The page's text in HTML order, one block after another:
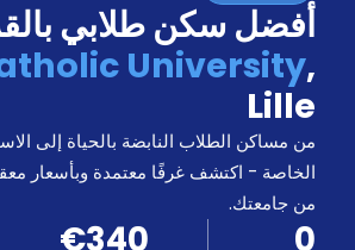
حجز
السكن
من
نحن؟
المدونة
أخبر
أصدقائك
و
اكسب
كن
أفضل سكن طلابي
University,
Lille
من مساكن الطلاب النابضة بالحياة إلى
الخاصة - اكتشف غرفًا معتمدة وبأسعار
من جامعتك.
0
€340